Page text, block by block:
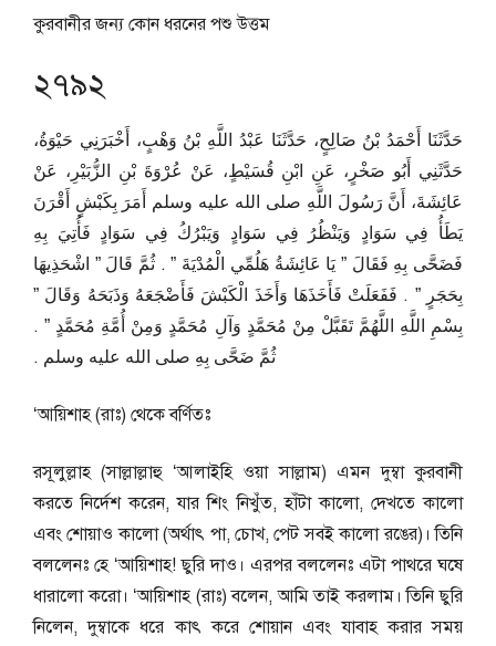
কুরবানীর জন্য কোন ধরনের পশু উত্তম
২৭৯২
حَدَّثَنَا أَحْمَدُ بْنُ صَالِحٍ، حَدَّثَنَا عَبْدُ اللَّهِ بْنُ وَهْبٍ، أَخْبَرَنِي حَيْوَةُ،
حَدَّثَنِي أَبُو صَخْرٍ، عَنِ ابْنِ قُسَيْطٍ، عَنْ عُرْوَةَ بْنِ الزُّبَيْرِ، عَنْ
عَائِشَةَ، أَنَّ رَسُولَ اللَّهِ صلى الله عليه وسلم أَمَرَ بِكَبْشٍ أَقْرَنَ
يَطَأُ فِي سَوَادٍ وَيَنْظُرُ فِي سَوَادٍ وَيَبْرُكُ فِي سَوَادٍ فَأُتِيَ بِهِ
فَضَحَّى بِهِ فَقَالَ ‏”‏ يَا عَائِشَةُ هَلُمِّي الْمُدْيَةَ ‏”‏ ‏.‏ ثُمَّ قَالَ ‏”‏ اشْحَذِيهَا
بِحَجَرٍ ‏”‏ ‏.‏ فَفَعَلَتْ فَأَخَذَهَا وَأَخَذَ الْكَبْشَ فَأَضْجَعَهُ وَذَبَحَهُ وَقَالَ ‏”‏
بِسْمِ اللَّهِ اللَّهُمَّ تَقَبَّلْ مِنْ مُحَمَّدٍ وَآلِ مُحَمَّدٍ وَمِنْ أُمَّةِ مُحَمَّدٍ ‏”‏ ‏.‏
ثُمَّ ضَحَّى بِهِ صلى الله عليه وسلم ‏.‏
‘আয়িশাহ (রাঃ) থেকে বর্ণিতঃ
রসূলুল্লাহ (সাল্লাল্লাহু ‘আলাইহি ওয়া সাল্লাম) এমন দুম্বা কুরবানী
করতে নির্দেশ করেন, যার শিং নিখুঁত, হাঁটা কালো, দেখতে কালো
এবং শোয়াও কালো (অর্থাৎ পা, চোখ, পেট সবই কালো রঙের)। তিনি
বললেনঃ হে ‘আয়িশাহ! ছুরি দাও। এরপর বললেনঃ এটা পাথরে ঘষে
ধারালো করো। ‘আয়িশাহ (রাঃ) বলেন, আমি তাই করলাম। তিনি ছুরি
নিলেন, দুম্বাকে ধরে কাৎ করে শোয়ান এবং যাবাহ করার সময়